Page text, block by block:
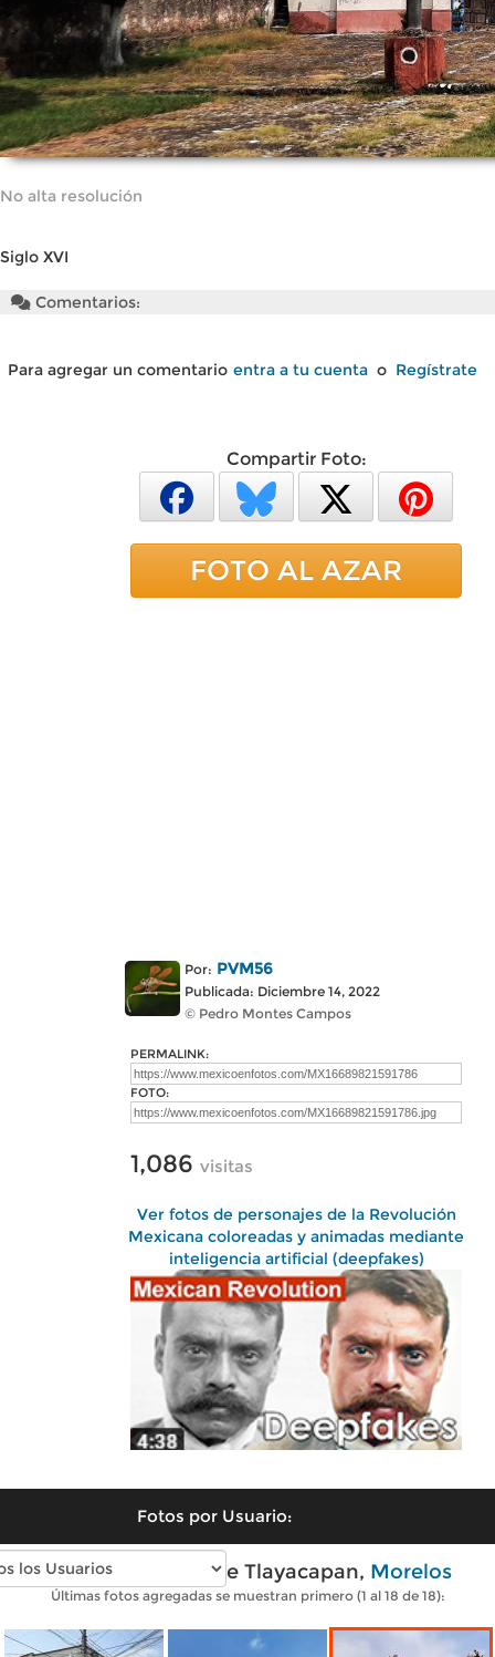
No alta resolución
Siglo XVI
Comentarios:
Para agregar un comentario entra a tu cuenta o Regístrate
Compartir Foto:
FOTO AL AZAR
Por: PVM56
Publicada: Diciembre 14, 2022
© Pedro Montes Campos
PERMALINK:
FOTO:
1,086 visitas
Ver fotos de personajes de la Revolución
Mexicana coloreadas y animadas mediante
inteligencia artificial (deepfakes)
Fotos por Usuario:
Fotos modernas de Tlayacapan, Morelos
Últimas fotos agregadas se muestran primero (1 al 18 de 18):